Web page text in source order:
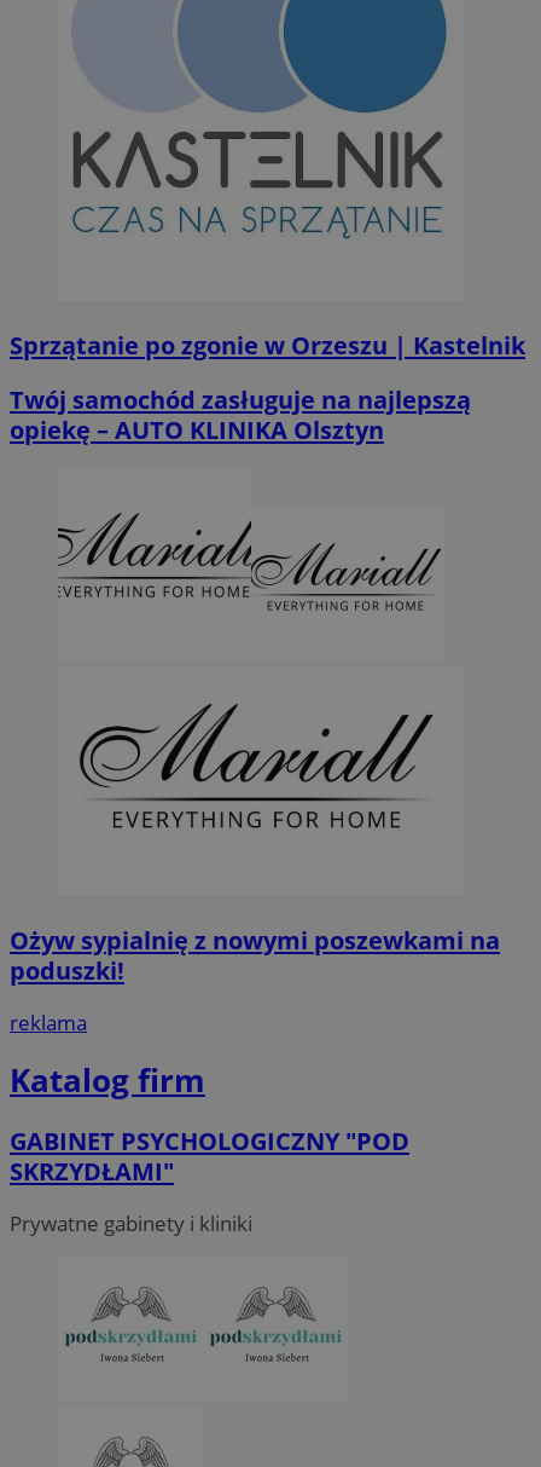
Sprzątanie po zgonie w Orzeszu | Kastelnik
Twój samochód zasługuje na najlepszą
opiekę – AUTO KLINIKA Olsztyn
Ożyw sypialnię z nowymi poszewkami na
poduszki!
reklama
Katalog firm
GABINET PSYCHOLOGICZNY "POD
SKRZYDŁAMI"
Prywatne gabinety i kliniki